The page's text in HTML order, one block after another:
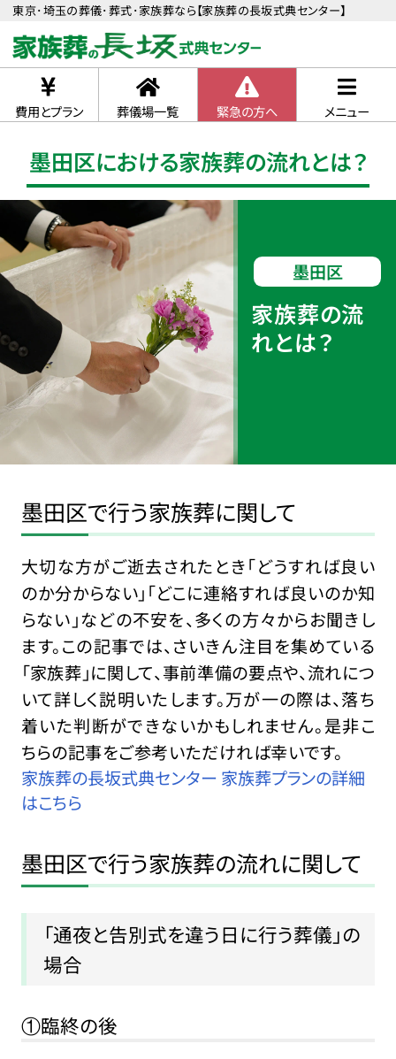
東京･埼玉の葬儀･葬式･家族葬なら【家族葬の長坂式典センター】
費用とプラン 葬儀場一覧 緊急の方へ メニュー
墨田区における家族葬の流れとは？
墨田区
家族葬の流
れとは？
墨田区で行う家族葬に関して
大切な方がご逝去されたとき「どうすれば良い
のか分からない」「どこに連絡すれば良いのか知
らない」などの不安を、多くの方々からお聞きし
ます。この記事では、さいきん注目を集めている
「家族葬」に関して、事前準備の要点や、流れにつ
いて詳しく説明いたします。万が一の際は、落ち
着いた判断ができないかもしれません。是非こ
ちらの記事をご参考いただければ幸いです。
家族葬の長坂式典センター 家族葬プランの詳細
はこちら
墨田区で行う家族葬の流れに関して
「通夜と告別式を違う日に行う葬儀」の
場合
①臨終の後